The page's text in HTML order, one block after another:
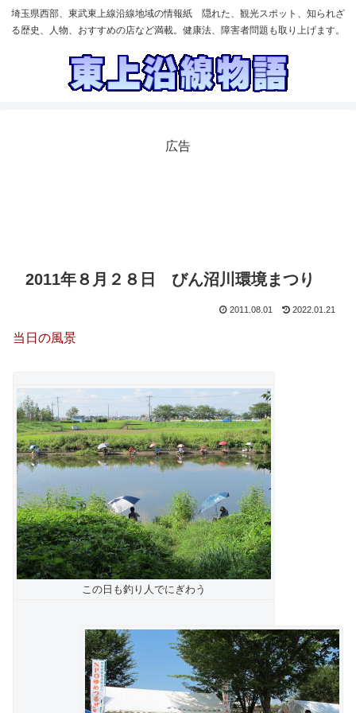
埼玉県西部、東武東上線沿線地域の情報紙 隠れた、観光スポット、知られざ
る歴史、人物、おすすめの店など満載。健康法、障害者問題も取り上げます。
広告
2011年８月２８日 びん沼川環境まつり
2011.08.01 2022.01.21
当日の風景
この日も釣り人でにぎわう